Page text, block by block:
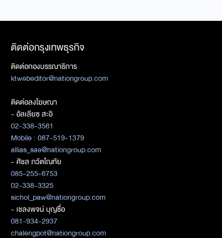
ติดต่อกรุงเทพธุรกิจ
ติดต่อกองบรรณาธิการ
ktwebeditor@nationgroup.com
ติดต่อลงโฆษณา
- อัลเลียซ สะอิ
02-338-3561
Mobile : 087-519-1379
allias_sae@nationgroup.com
- ศิชล ภวัตโณทัย
085-255-6753
02-338-3325
sichol_paw@nationgroup.com
- เชลงพจน์ บุญซื่อ
081-934-2937
chalengpot@nationgroup.com